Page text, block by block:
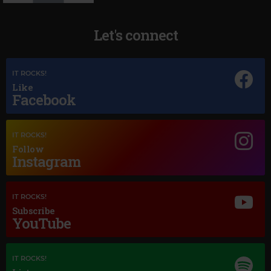
Magic Jazz
RICK HALE
Let's connect
IT ROCKS!
Like
Facebook
IT ROCKS!
Follow
Instagram
IT ROCKS!
Subscribe
YouTube
IT ROCKS!